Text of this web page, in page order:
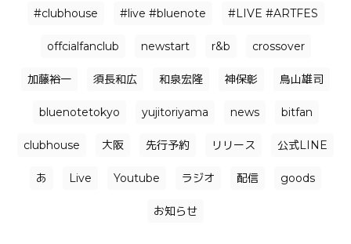
#clubhouse #live #bluenote #LIVE #ARTFES
offcialfanclub newstart r&b crossover
加藤裕一 須長和広 和泉宏隆 神保彰 鳥山雄司
bluenotetokyo yujitoriyama news bitfan
clubhouse 大阪 先行予約 リリース 公式LINE
あ Live Youtube ラジオ 配信 goods
お知らせ